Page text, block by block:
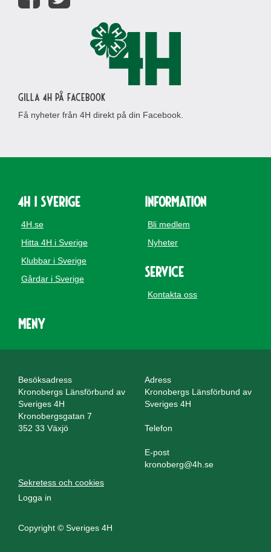
Gilla 4H på Facebook
Få nyheter från 4H direkt på din Facebook.
4H i Sverige
4H.se
Hitta 4H i Sverige
Klubbar i Sverige
Gårdar i Sverige
Information
Bli medlem
Nyheter
Service
Kontakta oss
Meny
Besöksadress
Kronobergs Länsförbund av
Sveriges 4H
Kronobergsgatan 7
352 33 Växjö
Adress
Kronobergs Länsförbund av
Sveriges 4H
Telefon
E-post
kronoberg@4h.se
Sekretess och cookies
Logga in
Copyright © Sveriges 4H